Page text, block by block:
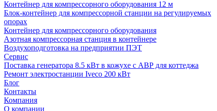
Контейнер для компрессорного оборудования 12 м
Блок-контейнер для компрессорной станции на регулируемых
опорах
Контейнер для компрессорного оборудования
Азотная компрессорная станция в контейнере
Воздухоподготовка на предприятии ПЭТ
Сервис
Поставка генератора 8.5 кВт в кожухе с АВР для коттеджа
Ремонт электростанции Iveco 200 кВт
Блог
Контакты
Компания
О компании